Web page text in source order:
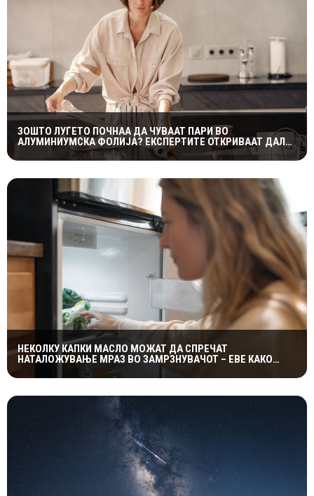
ЗОШТО ЛУЃЕТО ПОЧНАА ДА ЧУВААТ ПАРИ ВО
АЛУМИНИУМСКА ФОЛИЈА? ЕКСПЕРТИТЕ ОТКРИВААТ ДАЛИ
ТРИКОТ НАВИСТИНА ФУНКЦИОНИРА
НЕКОЛКУ КАПКИ МАСЛО МОЖАТ ДА СПРЕЧАТ
НАТАЛОЖУВАЊЕ МРАЗ ВО ЗАМРЗНУВАЧОТ – ЕВЕ КАКО
ФУНКЦИОНИРА ЕДНОСТАВНИОТ ТРИК